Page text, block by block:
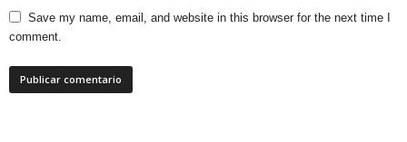
Save my name, email, and website in this browser for the next time I
comment.